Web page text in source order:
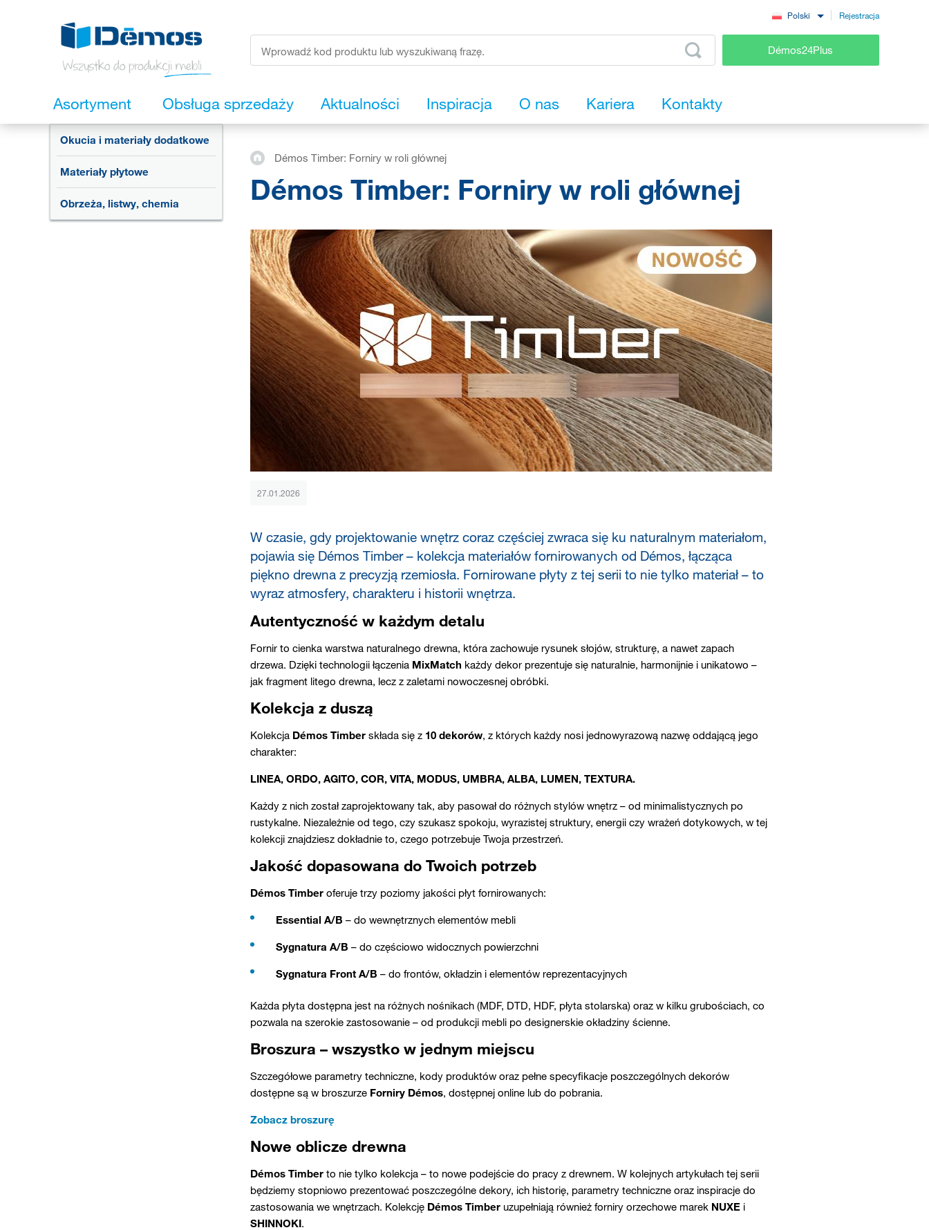
Polski Rejestracja
Démos24Plus
Asortyment Obsługa sprzedaży Aktualności Inspiracja O nas Kariera Kontakty
Okucia i materiały dodatkowe
Materiały płytowe
Obrzeża, listwy, chemia
Démos Timber: Forniry w roli głównej
Démos Timber: Forniry w roli głównej
27.01.2026
W czasie, gdy projektowanie wnętrz coraz częściej zwraca się ku naturalnym materiałom,
pojawia się Démos Timber – kolekcja materiałów fornirowanych od Démos, łącząca
piękno drewna z precyzją rzemiosła. Fornirowane płyty z tej serii to nie tylko materiał – to
wyraz atmosfery, charakteru i historii wnętrza.
Autentyczność w każdym detalu
Fornir to cienka warstwa naturalnego drewna, która zachowuje rysunek słojów, strukturę, a nawet zapach
drzewa. Dzięki technologii łączenia MixMatch każdy dekor prezentuje się naturalnie, harmonijnie i unikatowo –
jak fragment litego drewna, lecz z zaletami nowoczesnej obróbki.
Kolekcja z duszą
Kolekcja Démos Timber składa się z 10 dekorów, z których każdy nosi jednowyrazową nazwę oddającą jego
charakter:
LINEA, ORDO, AGITO, COR, VITA, MODUS, UMBRA, ALBA, LUMEN, TEXTURA.
Każdy z nich został zaprojektowany tak, aby pasował do różnych stylów wnętrz – od minimalistycznych po
rustykalne. Niezależnie od tego, czy szukasz spokoju, wyrazistej struktury, energii czy wrażeń dotykowych, w tej
kolekcji znajdziesz dokładnie to, czego potrzebuje Twoja przestrzeń.
Jakość dopasowana do Twoich potrzeb
Démos Timber oferuje trzy poziomy jakości płyt fornirowanych:
Essential A/B – do wewnętrznych elementów mebli
Sygnatura A/B – do częściowo widocznych powierzchni
Sygnatura Front A/B – do frontów, okładzin i elementów reprezentacyjnych
Każda płyta dostępna jest na różnych nośnikach (MDF, DTD, HDF, płyta stolarska) oraz w kilku grubościach, co
pozwala na szerokie zastosowanie – od produkcji mebli po designerskie okładziny ścienne.
Broszura – wszystko w jednym miejscu
Szczegółowe parametry techniczne, kody produktów oraz pełne specyfikacje poszczególnych dekorów
dostępne są w broszurze Forniry Démos, dostępnej online lub do pobrania.
Zobacz broszurę
Nowe oblicze drewna
Démos Timber to nie tylko kolekcja – to nowe podejście do pracy z drewnem. W kolejnych artykułach tej serii
będziemy stopniowo prezentować poszczególne dekory, ich historię, parametry techniczne oraz inspiracje do
zastosowania we wnętrzach. Kolekcję Démos Timber uzupełniają również forniry orzechowe marek NUXE i
SHINNOKI.